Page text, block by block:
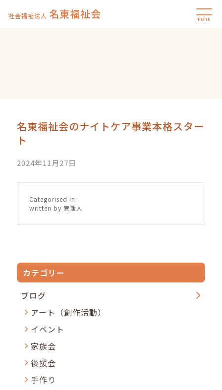
社会福祉法人 名東福祉会 menu
名東福祉会のナイトケア事業本格スター
ト
2024年11月27日
Categorised in:
written by 管理人
カテゴリー
ブログ
アート（創作活動）
イベント
家族会
後援会
手作り